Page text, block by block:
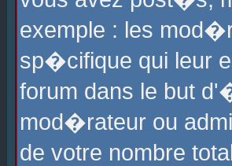
exemple : les
sp�cifique qui leur
forum dans le but
mod�rateur ou
de votre nombre